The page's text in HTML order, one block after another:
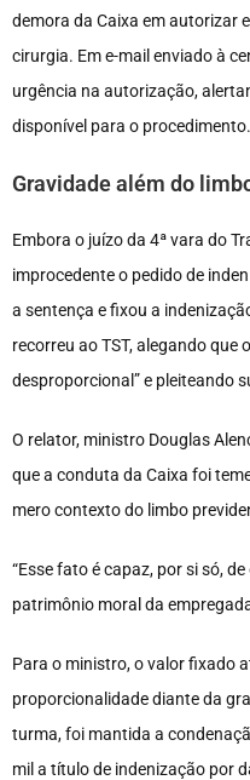
demora da Caixa em autorizar
cirurgia. Em e-mail enviado à
urgência na autorização,
disponível para o procedimento.
Gravidade além do
Embora o juízo da 4ª vara do
improcedente o pedido de
a sentença e fixou a
recorreu ao TST, alegando que
desproporcional” e pleiteando
O relator, ministro Douglas
que a conduta da Caixa foi
mero contexto do limbo
“Esse fato é capaz, por si só,
patrimônio moral da
Para o ministro, o valor fixado
proporcionalidade diante da
turma, foi mantida a
mil a título de indenização por